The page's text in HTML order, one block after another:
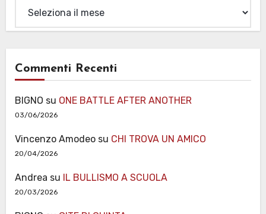
Commenti Recenti
BIGNO su ONE BATTLE AFTER ANOTHER
03/06/2026
Vincenzo Amodeosu CHI TROVA UN AMICO
20/04/2026
Andrea su IL BULLISMO A SCUOLA
20/03/2026